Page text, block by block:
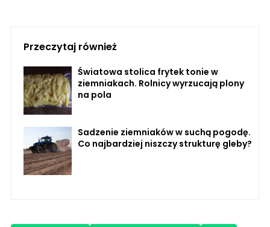
Przeczytaj również
Światowa stolica frytek tonie w
ziemniakach. Rolnicy wyrzucają plony
na pola
Sadzenie ziemniaków w suchą pogodę.
Co najbardziej niszczy strukturę gleby?